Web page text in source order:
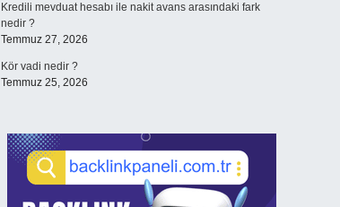
Kredili mevduat hesabı ile nakit avans arasındaki fark
nedir ?
Temmuz 27, 2026
Kör vadi nedir ?
Temmuz 25, 2026